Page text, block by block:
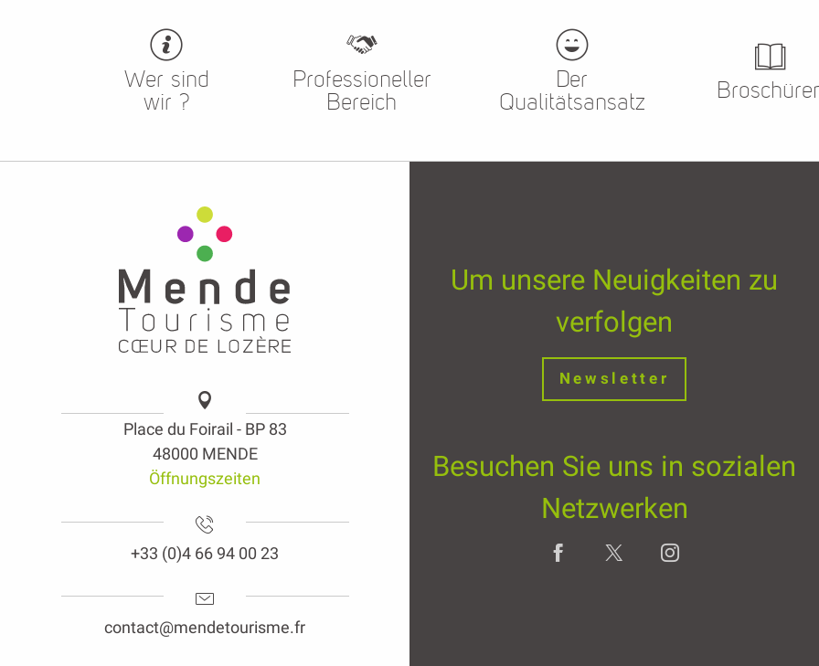
Wer sind
wir ?
Professioneller
Bereich
Der
Qualitätsansatz
Place du Foirail - BP 83
48000 MENDE
Öffnungszeiten
+33 (0)4 66 94 00 23
contact@mendetourisme.fr
Um unsere Neuigkeiten zu
verfolgen
Newsletter
Besuchen Sie uns in sozialen
Netzwerken